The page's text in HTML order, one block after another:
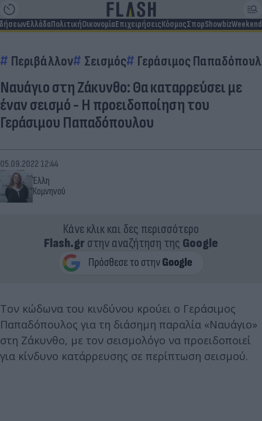
ΕλλάδαΠολιτικήΟικονομίαΕπιχειρήσειςΚόσμοςΣπορShowbizWeekend
Περιβάλλον Σεισμός Γεράσιμος
Ναυάγιο στη Ζάκυνθο: Θα καταρρεύσει με
έναν σεισμό - Η προειδοποίηση του
Γεράσιμου Παπαδόπουλου
Έλλη
Κομνηνού
05.09.2022 12:44
Κάνε κλικ και δες περισσότερο
Flash.grστην αναζήτηση της Google
Τον κώδωνα του κινδύνου κρούει ο Γεράσιμος
Παπαδόπουλος για τη διάσημη παραλία «Ναυάγιο»
στη Ζάκυνθο, με τον σεισμολόγο να προειδοποιεί
για κίνδυνο κατάρρευσης σε περίπτωση σεισμού.